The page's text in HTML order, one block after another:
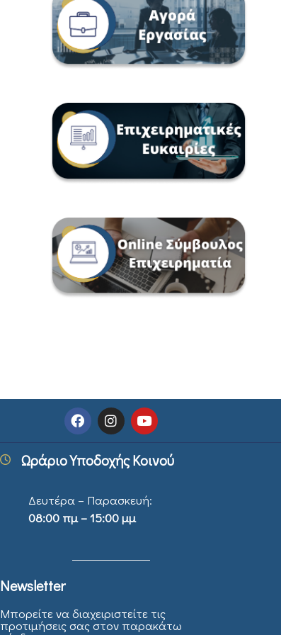
Ωράριο Υποδοχής Κοινού
Δευτέρα – Παρασκευή:
08:00 πμ – 15:00 μμ
Newsletter
Μπορείτε να διαχειριστείτε τις
προτιμήσεις σας στον παρακάτω